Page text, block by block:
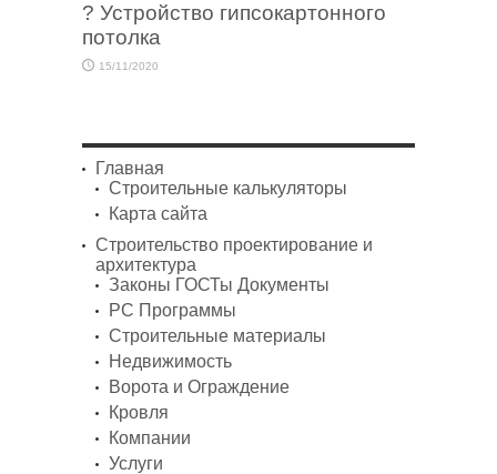
? Устройство гипсокартонного
потолка
15/11/2020
Главная
Строительные калькуляторы
Карта сайта
Строительство проектирование и
архитектура
Законы ГОСТы Документы
PC Программы
Строительные материалы
Недвижимость
Ворота и Ограждение
Кровля
Компании
Услуги